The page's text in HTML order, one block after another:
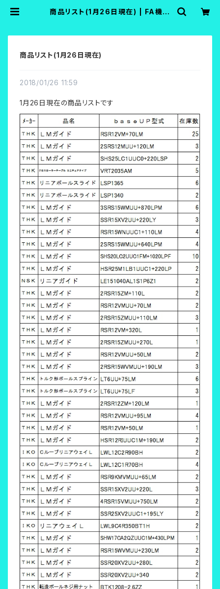
商品リスト(1月26日現在) | FA機器
商品リスト(1月26日現在)
2018/01/26 11:59
1月26日現在の商品リストです